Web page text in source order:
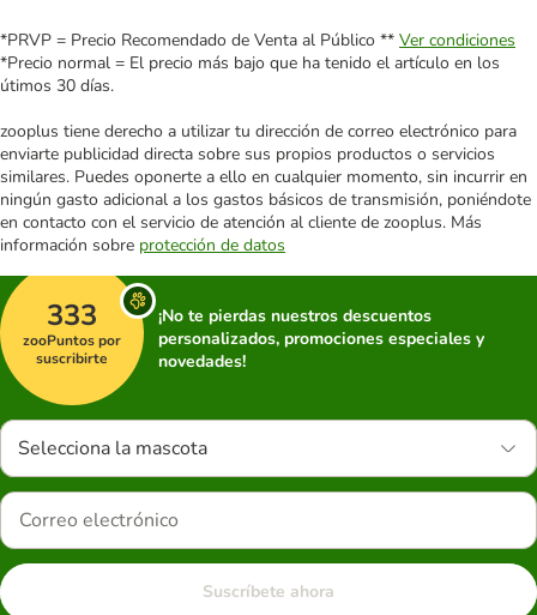
*PRVP = Precio Recomendado de Venta al Público ** Ver condiciones
*Precio normal = El precio más bajo que ha tenido el artículo en los
útimos 30 días.
zooplus tiene derecho a utilizar tu dirección de correo electrónico para
enviarte publicidad directa sobre sus propios productos o servicios
similares. Puedes oponerte a ello en cualquier momento, sin incurrir en
ningún gasto adicional a los gastos básicos de transmisión, poniéndote
en contacto con el servicio de atención al cliente de zooplus. Más
información sobre protección de datos
333
zooPuntos por
suscribirte
¡No te pierdas nuestros descuentos
personalizados, promociones especiales y
novedades!
Selecciona la mascota
Suscríbete ahora